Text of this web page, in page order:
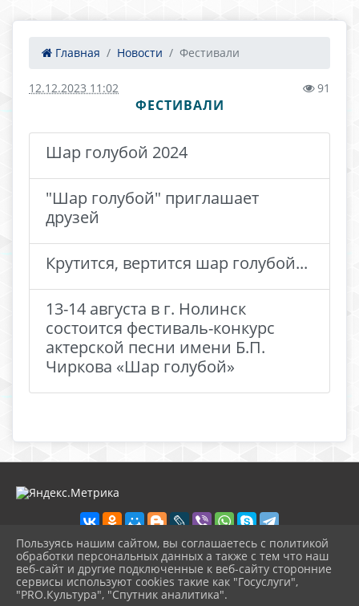
Главная Новости Фестивали
12.12.2023 11:02 91
ФЕСТИВАЛИ
Шар голубой 2024
"Шар голубой" приглашает
друзей
Крутится, вертится шар голубой...
13-14 августа в г. Нолинск
состоится фестиваль-конкурс
актерской песни имени Б.П.
Чиркова «Шар голубой»
2026 г. nolinsk-museum.ru
Вход
Карта сайта
Пользуясь нашим сайтом, вы соглашаетесь с политикой
обработки персональных данных а также с тем что наш
веб-сайт и другие подключенные к веб-сайту сторонние
сервисы используют cookies такие как "Госуслуги",
"PRO.Культура", "Спутник аналитика".